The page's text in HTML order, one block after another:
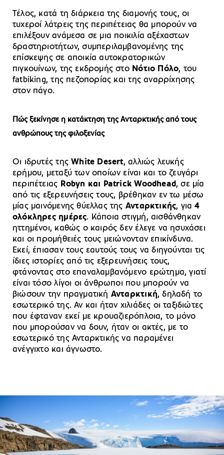
Τέλος, κατά τη διάρκεια της διαμονής τους, οι
τυχεροί λάτρεις της περιπέτειας θα μπορούν να
επιλέξουν ανάμεσα σε μια ποικιλία αξέχαστων
δραστηριοτήτων, συμπεριλαμβανομένης της
επίσκεψης σε αποικία αυτοκρατορικών
πιγκουίνων, της εκδρομής στο Νότιο Πόλο, του
fatbiking, της πεζοπορίας και της αναρρίχησης
στον πάγο.
Πώς ξεκίνησε η κατάκτηση της Ανταρκτικής από τους
ανθρώπους της φιλοξενίας
Οι ιδρυτές τηςWhite Desert, αλλιώς λευκής
ερήμου, μεταξύ των οποίων είναι και το ζευγάρι
περιπέτειας Robyn και Patrick Woodhead, σε μία
από τις εξερευνήσεις τους, βρέθηκαν εν τω μέσω
μίας μαινόμενης θύελλας της Ανταρκτικής, για4
ολόκληρες ημέρες. Κάποια στιγμή, αισθάνθηκαν
ηττημένοι, καθώς ο καιρός δεν έλεγε να ησυχάσει
και οι προμήθειές τους μειώνονταν επικίνδυνα.
Εκεί, έπιασαν τους εαυτούς τους να διηγούνται τις
ίδιες ιστορίες από τις εξερευνήσεις τους,
φτάνοντας στο επαναλαμβανόμενο ερώτημα, γιατί
είναι τόσο λίγοι οι άνθρωποι που μπορούν να
βιώσουν την πραγματική Ανταρκτική, δηλαδή το
εσωτερικό της. Αν και ήταν χιλιάδες οι ταξιδιώτες
που έφταναν εκεί με κρουαζιερόπλοια, το μόνο
που μπορούσαν να δουν, ήταν οι ακτές, με το
εσωτερικό της Ανταρκτικής να παραμένει
ανέγγιχτο και άγνωστο.